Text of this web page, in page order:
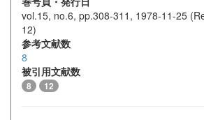
vol.15, no.6, pp.308-311, 1978-11-25
12)
参考文献数
8
被引用文献数
8 12